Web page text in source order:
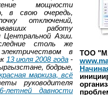
мощности
свою очередь,
отключений,
работу
Центральной Азии.
столь же
в
13 июля 2008 года-
бодрые,
маркиза, всё
руководителя
6-летней давности
ТОО